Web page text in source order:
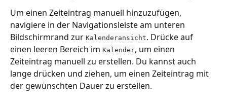
Um einen Zeiteintrag manuell hinzuzufügen,
navigiere in der Navigationsleiste am unteren
Bildschirmrand zur Kalenderansicht. Drücke auf
einen leeren Bereich im Kalender, um einen
Zeiteintrag manuell zu erstellen. Du kannst auch
lange drücken und ziehen, um einen Zeiteintrag mit
der gewünschten Dauer zu erstellen.